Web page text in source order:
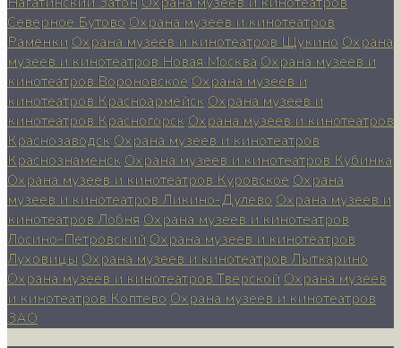
Северное Бутово Охрана музеев и кинотеатров
Раменки Охрана музеев и кинотеатров Щукино Охрана
музеев и кинотеатров Новая Москва Охрана музеев и
кинотеатров Вороновское Охрана музеев и
кинотеатров КрасноармейскОхрана музеев и
кинотеатров КрасногорскОхрана музеев и кинотеатров
КраснозаводскОхрана музеев и кинотеатров
КраснознаменскОхрана музеев и кинотеатров Кубинка
Охрана музеев и кинотеатров Куровское Охрана
музеев и кинотеатров Ликино-Дулево Охрана музеев и
кинотеатров Лобня Охрана музеев и кинотеатров
Лосино-Петровский Охрана музеев и кинотеатров
Луховицы Охрана музеев и кинотеатров Лыткарино
Охрана музеев и кинотеатров Тверской Охрана музеев
и кинотеатров Коптево Охрана музеев и кинотеатров
ЗАО